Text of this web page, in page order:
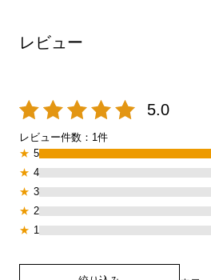
レビュー
5.0
レビュー件数： 1件
★ 5
★ 4
★ 3
★ 2
★ 1